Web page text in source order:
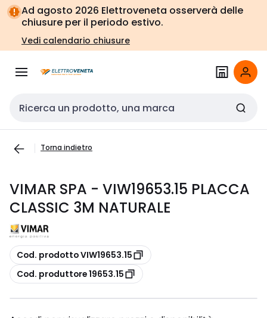
Vai alla
navigazione
Vai
alla
pagina
Ad agosto 2026 Elettroveneta osserverà delle
chiusure per il periodo estivo.
Vedi calendario chiusure
Cerca input
Torna indietro
VIMAR SPA - VIW19653.15 PLACCA
CLASSIC 3M NATURALE
copia
Cod. prodotto VIW19653.15
copia
Cod. produttore 19653.15